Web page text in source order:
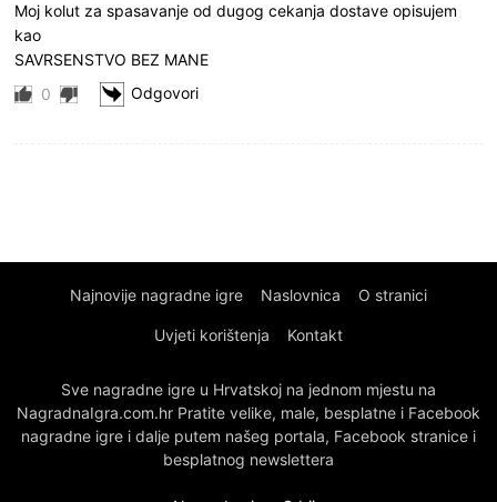
Moj kolut za spasavanje od dugog cekanja dostave opisujem
kao
SAVRSENSTVO BEZ MANE
0
Odgovori
Najnovije nagradne igre Naslovnica O stranici
Uvjeti korištenja Kontakt
Sve nagradne igre u Hrvatskoj na jednom mjestu na
NagradnaIgra.com.hr Pratite velike, male, besplatne i Facebook
nagradne igre i dalje putem našeg portala, Facebook stranice i
besplatnog newslettera